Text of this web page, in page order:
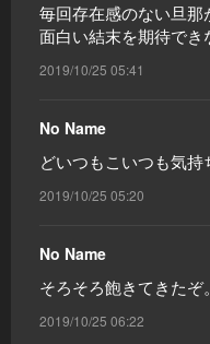
毎回存在感のない旦那
面白い結末を期待でき
2019/10/25 05:41
No Name
どいつもこいつも気持
2019/10/25 05:20
No Name
そろそろ飽きてきたぞ
2019/10/25 06:22